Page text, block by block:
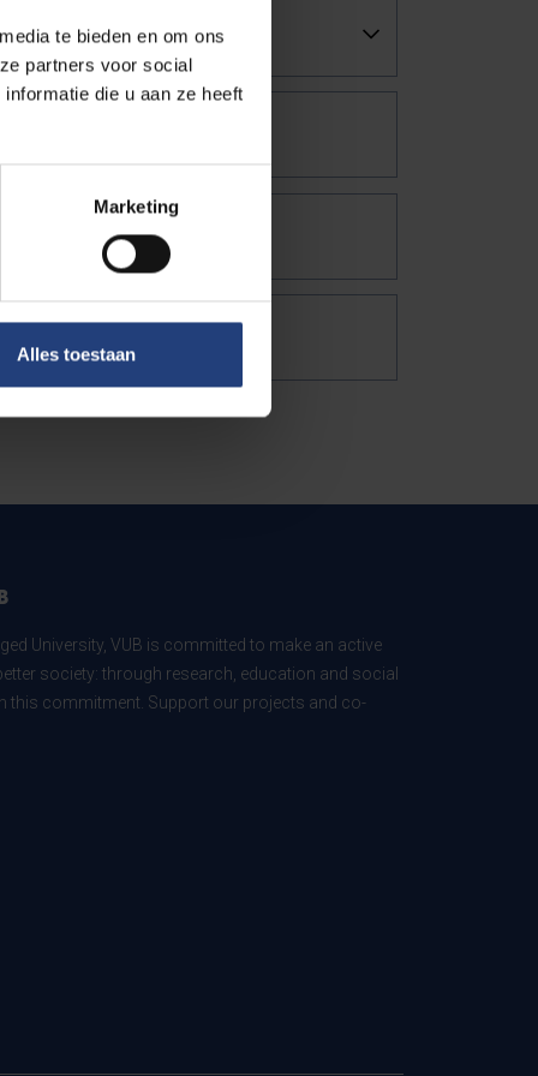
te bieden en om ons
partners voor social
die u aan ze heeft
Marketing
Alles toestaan
University, VUB is committed to make an active
society: through research, education and social
this commitment. Support our projects and co-